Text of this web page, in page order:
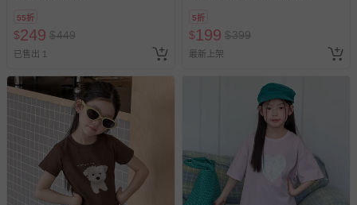
55折
$249 $449
已售出 1
5折
$199 $399
最新上架